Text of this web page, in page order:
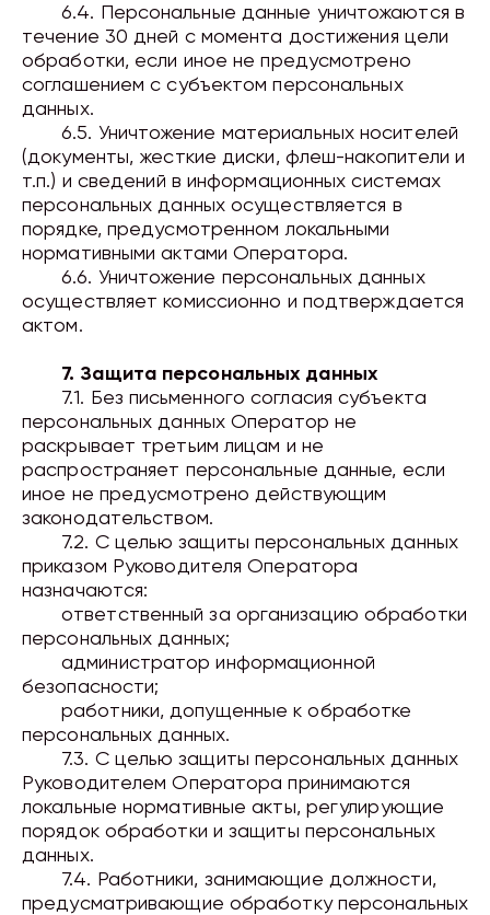
6.4. Персональные данные уничтожаются в
течение 30 дней с момента достижения цели
обработки, если иное не предусмотрено
соглашением с субъектом персональных
данных.
6.5. Уничтожение материальных носителей
(документы, жесткие диски, флеш-накопители и
т.п.) и сведений в информационных системах
персональных данных осуществляется в
порядке, предусмотренном локальными
нормативными актами Оператора.
6.6. Уничтожение персональных данных
осуществляет комиссионно и подтверждается
актом.
7. Защита персональных данных
7.1. Без письменного согласия субъекта
персональных данных Оператор не
раскрывает третьим лицам и не
распространяет персональные данные, если
иное не предусмотрено действующим
законодательством.
7.2. С целью защиты персональных данных
приказом Руководителя Оператора
назначаются:
ответственный за организацию обработки
персональных данных;
администратор информационной
безопасности;
работники, допущенные к обработке
персональных данных.
7.3. С целью защиты персональных данных
Руководителем Оператора принимаются
локальные нормативные акты, регулирующие
порядок обработки и защиты персональных
данных.
7.4. Работники, занимающие должности,
предусматривающие обработку персональных